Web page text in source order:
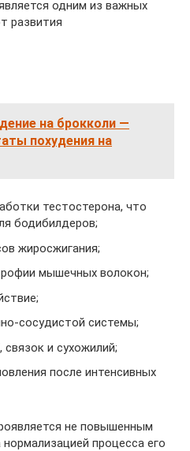
одним из важных
развития
на брокколи —
похудения на
тестостерона, что
бодибилдеров;
жиросжигания;
мышечных волокон;
сосудистой системы;
связок и сухожилий;
после интенсивных
не повышенным
процесса его